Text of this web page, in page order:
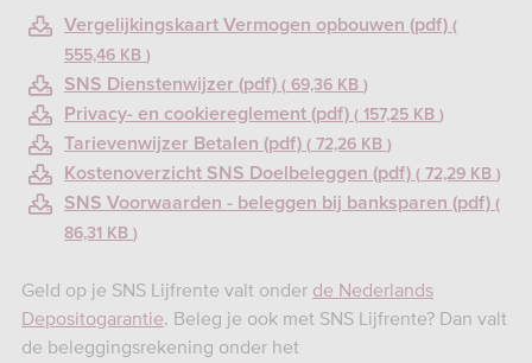
Vergelijkingskaart Vermogen opbouwen (pdf)
555,46 KB
SNS Dienstenwijzer (pdf) 69,36 KB
Privacy- en cookiereglement (pdf) 157,25 KB
Tarievenwijzer Betalen (pdf) 72,26 KB
Kostenoverzicht SNS Doelbeleggen (pdf) 72,29 KB
SNS Voorwaarden - beleggen bij banksparen (pdf)
86,31 KB
Geld op je SNS Lijfrente valt onder de Nederlands
Depositogarantie. Beleg je ook met SNS Lijfrente? Dan valt
de beleggingsrekening onder het